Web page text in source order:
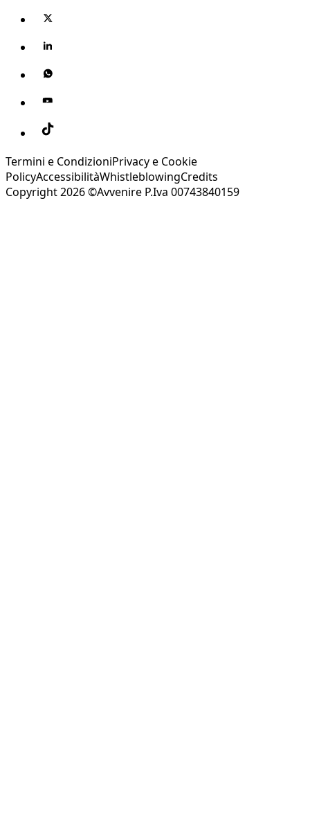
Termini e CondizioniPrivacy e Cookie
PolicyAccessibilitàWhistleblowingCredits
Copyright 2026 ©Avvenire P.Iva 00743840159